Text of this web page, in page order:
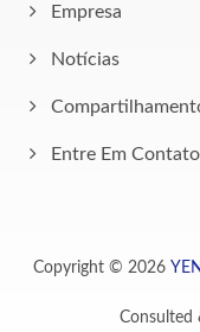
Empresa
Notícias
Entre Em
Copyright © 2026
Consulted